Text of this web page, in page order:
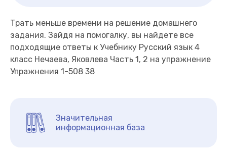
Трать меньше времени на решение домашнего
задания. Зайдя на помогалку, вы найдете все
подходящие ответы к Учебнику Русский язык 4
класс Нечаева, Яковлева Часть 1, 2 на упражнение
Упражнения 1-508 38
Значительная
информационная база